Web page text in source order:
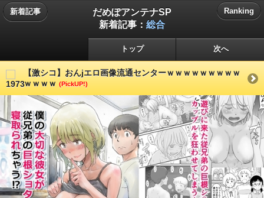
新着記事
だめぽアンテナSP
新着記事： 総合
Ranking
トップ 次へ
【激シコ】おんjエロ画像流通センターｗｗｗｗｗｗｗｗｗ
ｗｗｗｗ (PickUP!)